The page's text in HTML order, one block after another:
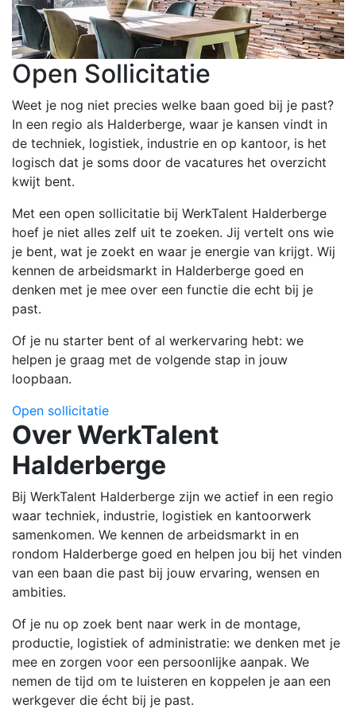
Open Sollicitatie
Weet je nog niet precies welke baan goed bij je past?
In een regio als Halderberge, waar je kansen vindt in
de techniek, logistiek, industrie en op kantoor, is het
logisch dat je soms door de vacatures het overzicht
kwijt bent.
Met een open sollicitatie bij WerkTalent Halderberge
hoef je niet alles zelf uit te zoeken. Jij vertelt ons wie
je bent, wat je zoekt en waar je energie van krijgt. Wij
kennen de arbeidsmarkt in Halderberge goed en
denken met je mee over een functie die echt bij je
past.
Of je nu starter bent of al werkervaring hebt: we
helpen je graag met de volgende stap in jouw
loopbaan.
Open sollicitatie
Over WerkTalent
Halderberge
Bij WerkTalent Halderberge zijn we actief in een regio
waar techniek, industrie, logistiek en kantoorwerk
samenkomen. We kennen de arbeidsmarkt in en
rondom Halderberge goed en helpen jou bij het vinden
van een baan die past bij jouw ervaring, wensen en
ambities.
Of je nu op zoek bent naar werk in de montage,
productie, logistiek of administratie: we denken met je
mee en zorgen voor een persoonlijke aanpak. We
nemen de tijd om te luisteren en koppelen je aan een
werkgever die écht bij je past.